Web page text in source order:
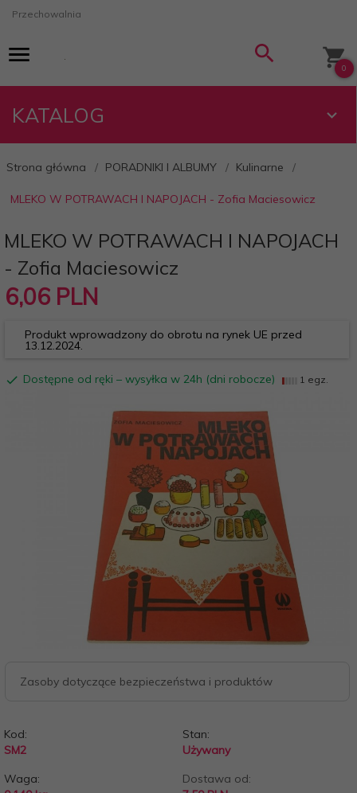
Przechowalnia
0
KATALOG
Strona główna PORADNIKI I ALBUMY Kulinarne
MLEKO W POTRAWACH I NAPOJACH - Zofia Maciesowicz
MLEKO W POTRAWACH I NAPOJACH
- Zofia Maciesowicz
6,06 PLN
Produkt wprowadzony do obrotu na rynek UE przed
13.12.2024.
Dostępne od ręki – wysyłka w 24h (dni robocze) 1 egz.
Zasoby dotyczące bezpieczeństwa i produktów
Kod:
SM2
Stan:
Używany
Waga:
Dostawa od: